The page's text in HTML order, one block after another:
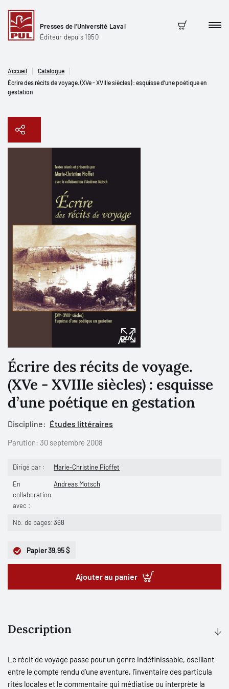
Presses de l'Université Laval
Éditeur depuis 1950
Panier
Accueil
Catalogue
Écrire des récits de voyage. (XVe - XVIIIe siècles) : esquisse d’une poétique en
gestation
Écrire des récits de voyage.
(XVe - XVIIIe siècles) : esquisse
d’une poétique en gestation
Discipline: Études littéraires
Parution: 30 septembre 2008
Dirigé par : Marie-Christine Pioffet
En
collaboration
avec :
Andreas Motsch
Nb. de pages:368
Papier39,95 $
Ajouter au panier
Description
Le récit de voyage passe pour un genre indéfinissable, oscillant
entre le compte rendu d’une aventure, l’inventaire des particula
rités locales et le commentaire qui médiatise ou interprète la